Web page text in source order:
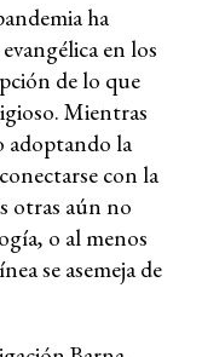
ha
en los
de lo que
Mientras
adoptando la
con la
otras aún no
o al menos
se asemeja de